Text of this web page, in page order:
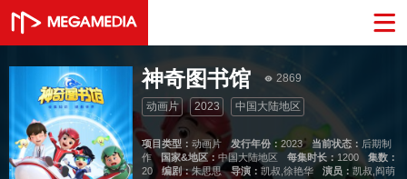
神奇图书馆 2869
动画片 2023 中国大陆地区
项目类型： 动画片 发行年份： 2023 当前状态： 后期制
作
国家&地区： 中国大陆地区 每集时长： 1200
集数：
20
编剧：朱思思 导演： 凯叔,徐艳华 演员： 凯叔,阎萌